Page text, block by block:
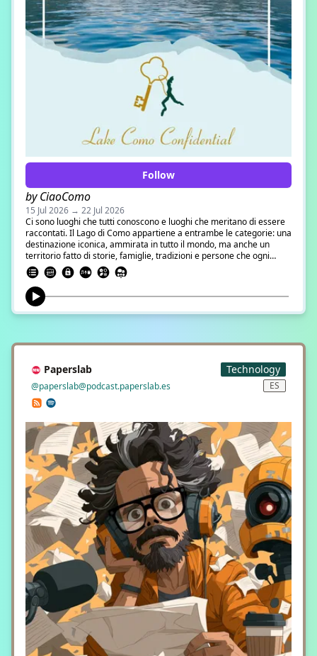
Follow
by CiaoComo
15 Jul 2026 → 22 Jul 2026
Ci sono luoghi che tutti conoscono e luoghi che meritano di essere
raccontati. Il Lago di Como appartiene a entrambe le categorie: una
destinazione iconica, ammirata in tutto il mondo, ma anche un
territorio fatto di storie, famiglie, tradizioni e persone che ogni
giorno contribuiscono a renderlo unico. Nasce da questa l’ idea
“Lake Como Confidential”, il nuovo format di CiaoComo dedicato al
mondo dell’hospitality e alle eccellenze che hanno costruito
l’identità del territorio comasco. Un viaggio esclusivo che va oltre
l’immagine da cartolina per entrare nel cuore delle realtà che
Technology
Paperslab
ES
@paperslab@podcast.paperslab.es